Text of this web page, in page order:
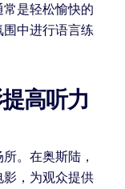
是轻松愉快的
中进行语言练
高听力
。在奥斯陆，
，为观众提供